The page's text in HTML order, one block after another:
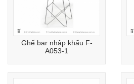
Ghế bar nhập khẩu F-
A053-1